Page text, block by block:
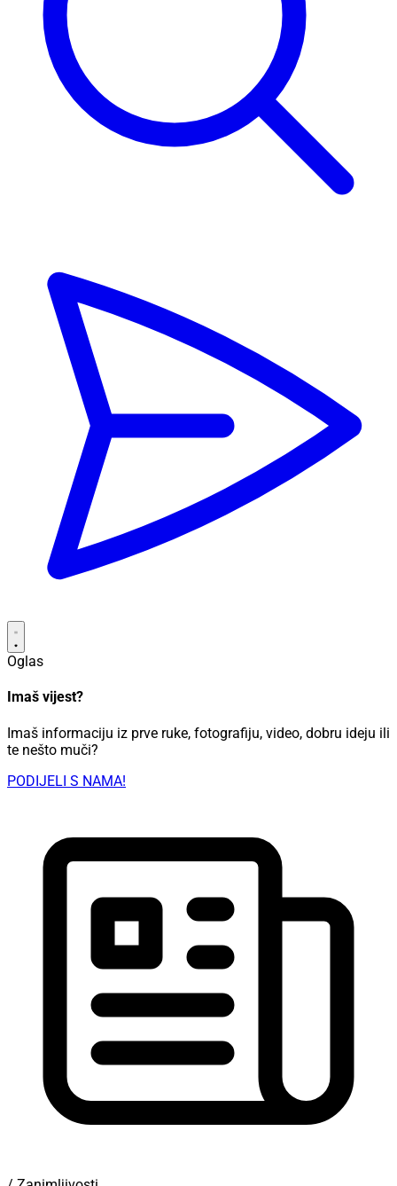
Oglas
Imaš vijest?
Imaš informaciju iz prve ruke, fotografiju, video, dobru ideju ili
te nešto muči?
PODIJELI S NAMA!